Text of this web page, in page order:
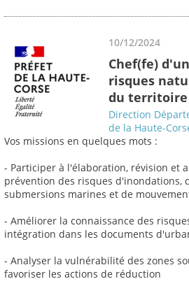
10/12/2024
Chef(fe)
risques
du territoire
Direction
de la Haute-
Vos missions en quelques mots :
- Participer à l'élaboration, révision et
prévention des risques d'inondations,
submersions marines et de
- Améliorer la connaissance des
intégration dans les documents
- Analyser la vulnérabilité des zones
favoriser les actions de réduction